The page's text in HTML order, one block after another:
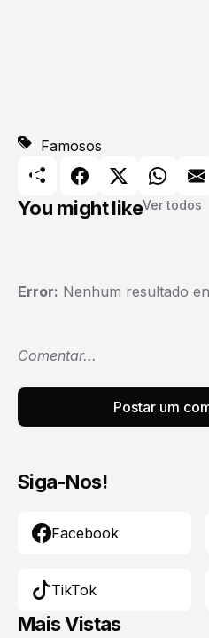
Famosos
You might likeVer todos
Error: Nenhum resultado
Comentar...
Postar um
Siga-Nos!
Facebook
TikTok
Mais Vistas